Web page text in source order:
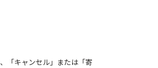
「キャンセル」または「寄